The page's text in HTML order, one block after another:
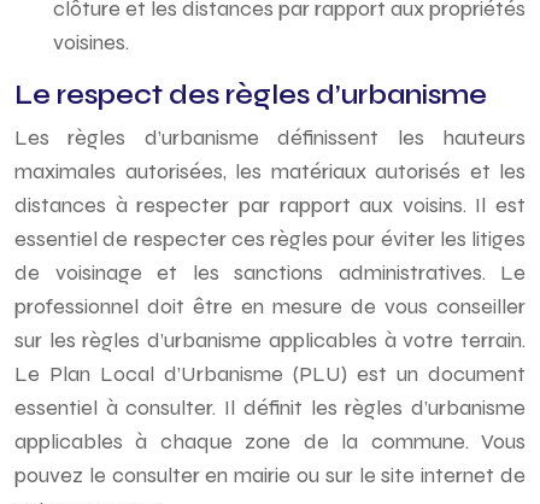
clôture et les distances par rapport aux propriétés
voisines.
Le respect des règles d’urbanisme
Les règles d’urbanisme définissent les hauteurs
maximales autorisées, les matériaux autorisés et les
distances à respecter par rapport aux voisins. Il est
essentiel de respecter ces règles pour éviter les litiges
de voisinage et les sanctions administratives. Le
professionnel doit être en mesure de vous conseiller
sur les règles d’urbanisme applicables à votre terrain.
Le Plan Local d’Urbanisme (PLU) est un document
essentiel à consulter. Il définit les règles d’urbanisme
applicables à chaque zone de la commune. Vous
pouvez le consulter en mairie ou sur le site internet de